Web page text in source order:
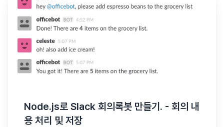
Node.js로 Slack 회의록봇 만들기. - 회의 내
용 처리 및 저장